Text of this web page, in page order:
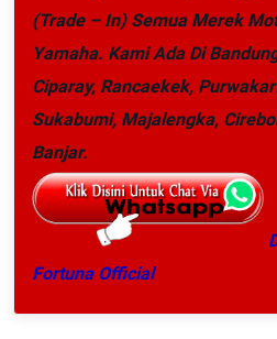
(Trade – In) Semua Merek
Yamaha. Kami Ada Di
Ciparay, Rancaekek,
Sukabumi, Majalengka,
Banjar.
Fortuna Official